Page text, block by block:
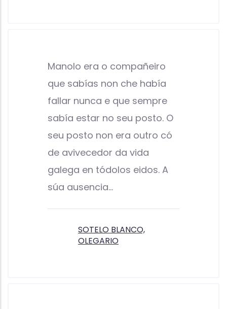
Manolo era o compañeiro
que sabías non che había
fallar nunca e que sempre
sabía estar no seu posto. O
seu posto non era outro có
de avivecedor da vida
galega en tódolos eidos. A
súa ausencia…
SOTELO BLANCO,
OLEGARIO